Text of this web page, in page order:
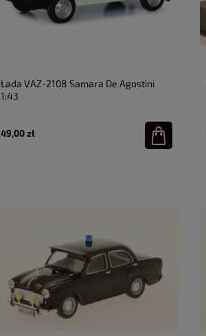
Łada VAZ-2108 Samara De Agostini
1:43
49,00 zł